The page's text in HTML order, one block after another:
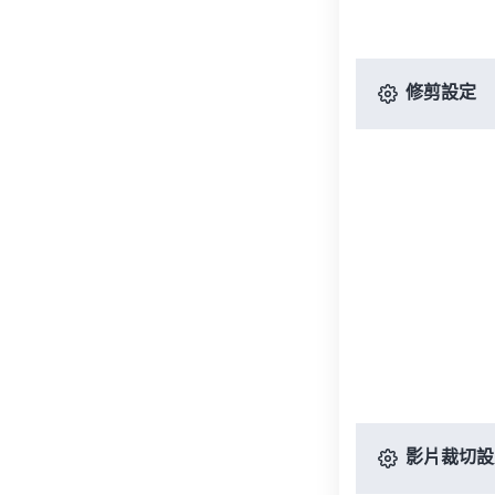
修剪設定
影片裁切